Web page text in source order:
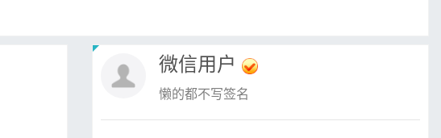
微信用户
懒的都不写签名